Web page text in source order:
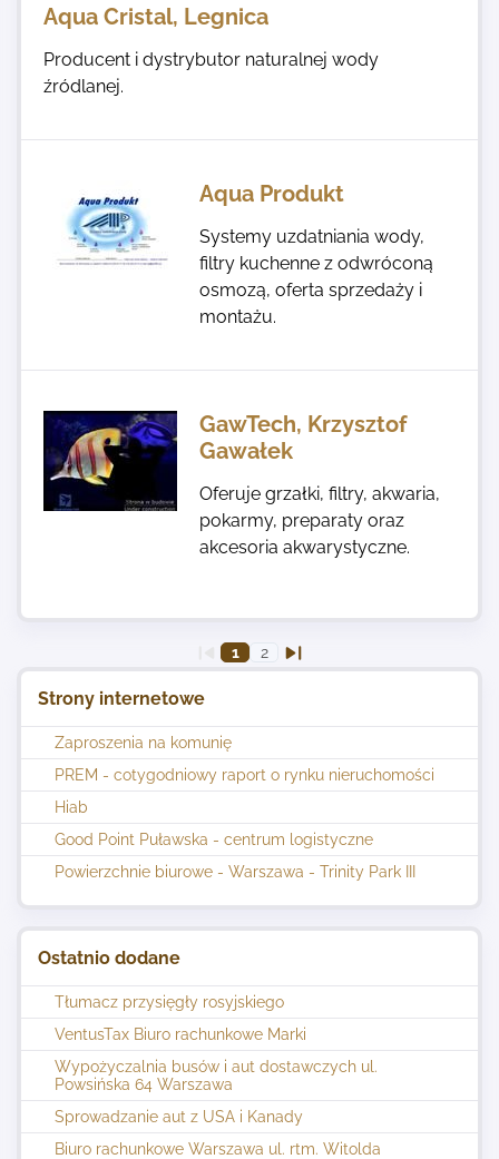
Strony internetowe
Zaproszenia na komunię
PREM - cotygodniowy raport o rynku nieruchomości
Hiab
Good Point Puławska - centrum logistyczne
Powierzchnie biurowe - Warszawa - Trinity Park III
Ostatnio dodane
Tłumacz przysięgły rosyjskiego
VentusTax Biuro rachunkowe Marki
Wypożyczalnia busów i aut dostawczych ul.
Powsińska 64 Warszawa
Sprowadzanie aut z USA i Kanady
Biuro rachunkowe Warszawa ul. rtm. Witolda
Aqua Cristal, Legnica
Producent i dystrybutor naturalnej wody
źródlanej.
Aqua Produkt
Systemy uzdatniania wody,
filtry kuchenne z odwróconą
osmozą, oferta sprzedaży i
montażu.
GawTech, Krzysztof
Gawałek
Oferuje grzałki, filtry, akwaria,
pokarmy, preparaty oraz
akcesoria akwarystyczne.
1 2